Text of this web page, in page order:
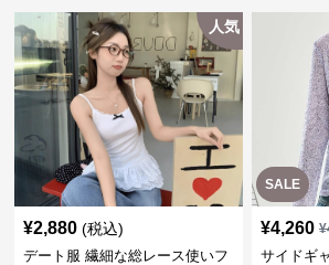
人気
¥2,880 (税込)
デート服 繊細な総レース使いフ
SALE
¥4,260 ¥
サイドギ